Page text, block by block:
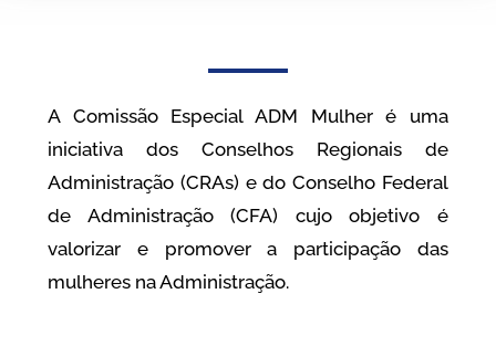
A Comissão Especial ADM Mulher é uma
iniciativa dos Conselhos Regionais de
Administração (CRAs) e do Conselho Federal
de Administração (CFA) cujo objetivo é
valorizar e promover a participação das
mulheres na Administração.